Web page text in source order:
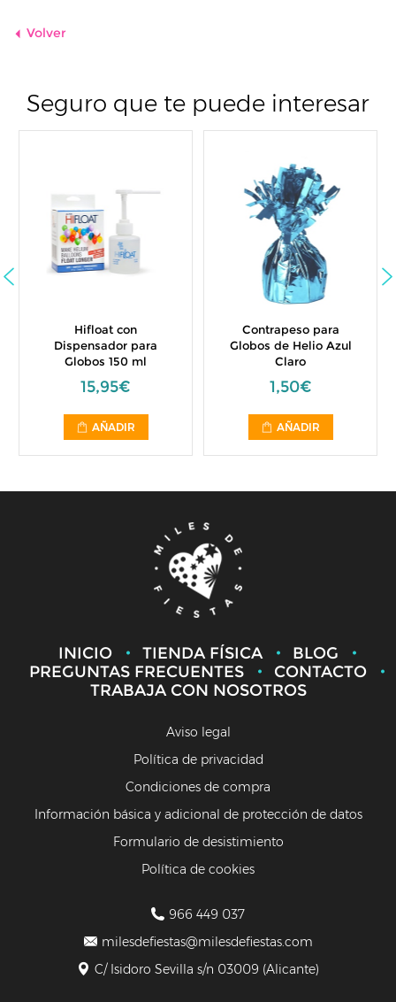
Volver
Seguro que te puede interesar
Hifloat con
Dispensador para
Globos 150 ml
15,95€
AÑADIR
Contrapeso para
Globos de Helio Azul
Claro
1,50€
AÑADIR
INICIO TIENDA FÍSICA
BLOG
PREGUNTAS FRECUENTES
CONTACTO
TRABAJA CON NOSOTROS
Aviso legal
Política de privacidad
Condiciones de compra
Información básica y adicional de protección de datos
Formulario de desistimiento
Política de cookies
966 449 037
milesdefiestas@milesdefiestas.com
C/ Isidoro Sevilla s/n 03009 (Alicante)